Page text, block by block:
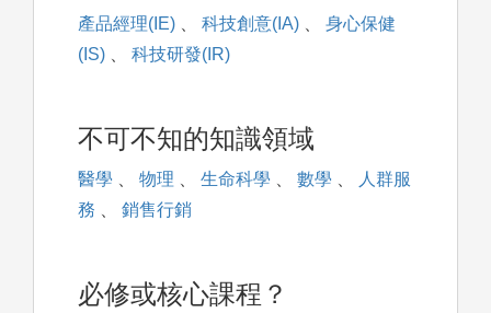
產品經理(IE) 、 科技創意(IA) 、
身心保健
(IS) 、 科技研發(IR)
不可不知的知識領域
醫學 、 物理 、 生命科學 、 數學 、
人群服
務 、 銷售行銷
必修或核心課程？